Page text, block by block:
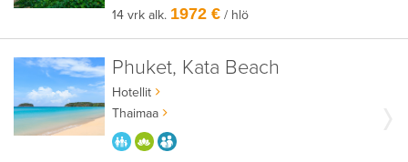
14 vrk alk. 1972 € / hlö
Phuket, Kata Beach
Hotellit
Thaimaa
PARASTA PERHEELLE
HYVÄÄN OLOON